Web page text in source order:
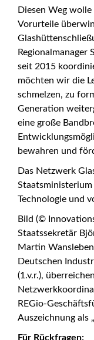
Diesen Weg
Vorurteile
Regionalmanager
seit 2015
möchten wir die
schmelzen, zu
Generation
eine große
bewahren und
Das Netzwerk
Technologie und
Bild (©
Staatssekretär
Martin
Deutschen
(1.v.r.),
REGio-
Auszeichnung als
Für Rückfragen: